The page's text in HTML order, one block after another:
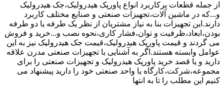
از جمله قطعات پرکاربرد انواع پاورپک هیدرولیک،جک هیدرولیک
و...که در ماشین آلات،تجهیزات صنعتی و صنایع مختلف کاربرد
دارند.این تجهیزات بنا به نیاز مشتریان از نظر یک طرفه یا دو طرفه
بودن،ابعاد،ظرفیت و توان،فشار کاری،نحوه نصب و...خرید و فروش
می گردند و قیمت پاورپک هیدرولیک،قیمت جک هیدرولیک نیز به این
عوامل وابسته هستند.اگر به آشنایی با تجهیزات صنعتی مدرن علاقه
دارید و یا قصد خرید پاورپک هیدرولیک و تجهیزات صنعتی را برای
مجموعه،شرکت،کارگاه یا واحد صنعتی خود را دارید پیشنهاد می
کنیم این مطلب را تا به انتها